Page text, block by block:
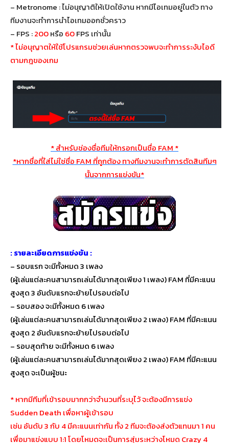
– Metronome : ไม่อนุญาติให้เปิดใช้งาน หากมีไอเทมอยู่ในตัว ทาง
ทีมงานจะทำการนำไอเทมออกชั่วคราว
– FPS :200หรือ 60FPS เท่านั้น
* ไม่อนุญาตให้ใช้โปรแกรมช่วยเล่นหากตรวจพบจะทำการระงับไอดี
ตามกฎของเกม
* สำหรับช่องชื่อทีมให้กรอกเป็นชื่อ FAM *
*หากชื่อที่ใส่ไม่ใช่ชื่อ FAM ที่ถูกต้อง ทางทีมงานจะทำการตัดสินทีมๆ
นั้นจากการแข่งขัน*
: รายละเอียดการแข่งขัน :
– รอบแรก จะมีทั้งหมด 3 เพลง
(ผู้เล่นแต่ละคนสามารถเล่นได้มากสุดเพียง 1 เพลง) FAM ที่มีคะแนน
สูงสุด 3 อันดับแรกจะย้ายไปรอบต่อไป
– รอบสอง จะมีทั้งหมด 6 เพลง
(ผู้เล่นแต่ละคนสามารถเล่นได้มากสุดเพียง 2 เพลง) FAM ที่มีคะแนน
สูงสุด 2 อันดับแรกจะย้ายไปรอบต่อไป
– รอบสุดท้าย จะมีทั้งหมด 6 เพลง
(ผู้เล่นแต่ละคนสามารถเล่นได้มากสุดเพียง 2 เพลง) FAM ที่มีคะแนน
สูงสุด จะเป็นผู้ชนะ
* หากมีทีมที่เข้ารอบมากกว่าจำนวนที่ระบุไว้ จะต้องมีการแข่ง
Sudden Death เพื่อหาผู้เข้ารอบ
เช่น อันดับ 3 กับ 4 มีคะแนนเท่ากัน ทั้ง 2 ทีมจะต้องส่งตัวแทนมา 1 คน
เพื่อมาแข่งแบบ 1:1 โดยโหมดจะเป็นการสุ่มระหว่างโหมด Crazy 4